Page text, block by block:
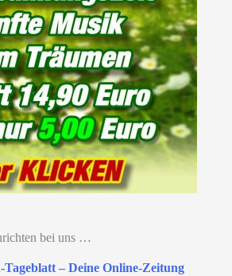
bei uns …
Tageblatt – Deine Online-Zeitung